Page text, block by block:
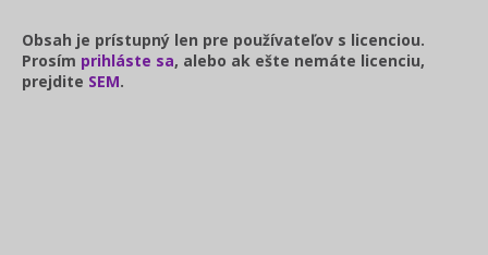
Obsah je prístupný len pre používateľov s licenciou.
Prosím prihláste sa, alebo ak ešte nemáte licenciu,
prejdite SEM.